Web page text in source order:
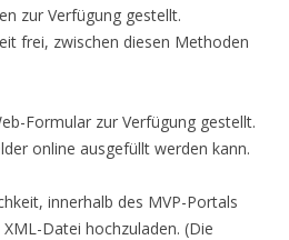
zur Verfügung gestellt.
frei, zwischen diesen Methoden
Formular zur Verfügung gestellt.
online ausgefüllt werden kann.
innerhalb des MVP-Portals
Datei hochzuladen. (Die